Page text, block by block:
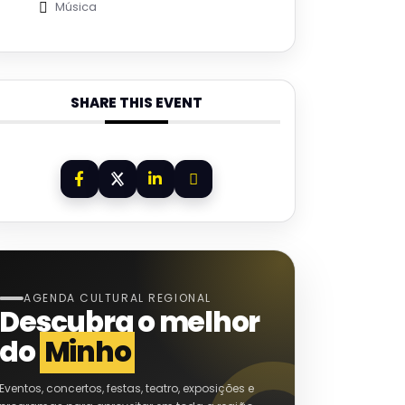
Música
SHARE THIS EVENT
AGENDA CULTURAL REGIONAL
Descubra o melhor
do Minho
Eventos, concertos, festas, teatro, exposições e